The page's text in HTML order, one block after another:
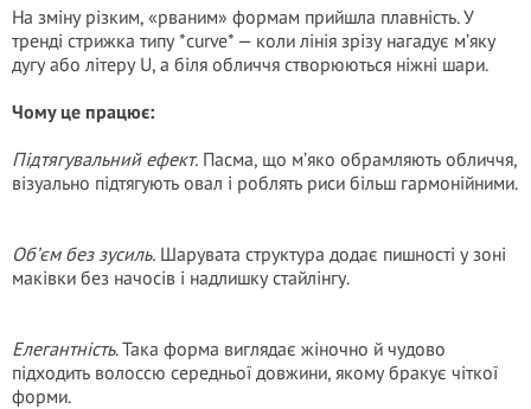
На зміну різким, «рваним» формам прийшла плавність. У
тренді стрижка типу *curve* — коли лінія зрізу нагадує м’яку
дугу або літеру U, а біля обличчя створюються ніжні шари.
Чому це працює:
Підтягувальний ефект. Пасма, що м’яко обрамляють обличчя,
візуально підтягують овал і роблять риси більш гармонійними.
Об’єм без зусиль. Шарувата структура додає пишності у зоні
маківки без начосів і надлишку стайлінгу.
Елегантність. Така форма виглядає жіночно й чудово
підходить волоссю середньої довжини, якому бракує чіткої
форми.